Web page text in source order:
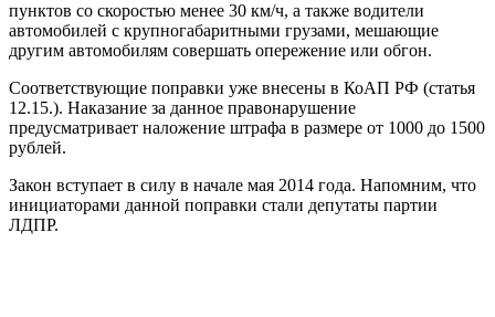
пунктов со скоростью менее 30 км/ч, а также водители
автомобилей с крупногабаритными грузами, мешающие
другим автомобилям совершать опережение или обгон.
Соответствующие поправки уже внесены в КоАП РФ (статья
12.15.). Наказание за данное правонарушение
предусматривает наложение штрафа в размере от 1000 до 1500
рублей.
Закон вступает в силу в начале мая 2014 года. Напомним, что
инициаторами данной поправки стали депутаты партии
ЛДПР.